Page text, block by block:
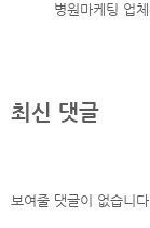
병원마케팅 업
최신 댓글
보여줄 댓글이 없습니다.